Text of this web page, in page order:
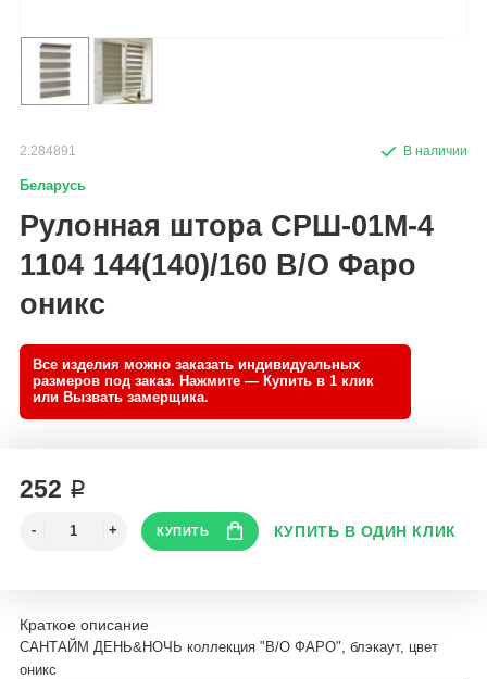
2.284891
Беларусь
Рулонная штора СРШ-01М-4
1104 144(140)/160 В/О Фаро
оникс
252 ₽
Краткое описание
САНТАЙМ ДЕНЬ&НОЧЬ коллекция "B/O ФАРО", блэкаут, цвет
оникс